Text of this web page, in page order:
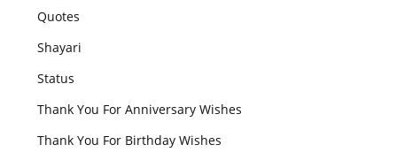
Quotes
Shayari
Status
Thank You For Anniversary Wishes
Thank You For Birthday Wishes